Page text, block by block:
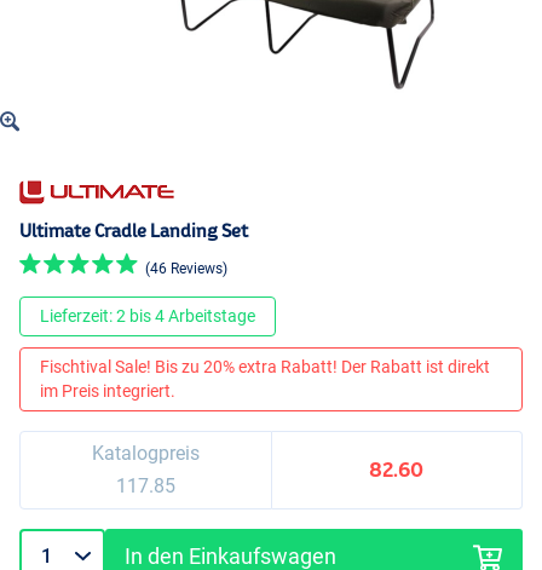
Ultimate Cradle Landing Set
(46 Reviews)
Lieferzeit: 2 bis 4 Arbeitstage
Fischtival Sale! Bis zu 20% extra Rabatt! Der Rabatt ist direkt
im Preis integriert.
Katalogpreis
117.85
82.60
In den Einkaufswagen